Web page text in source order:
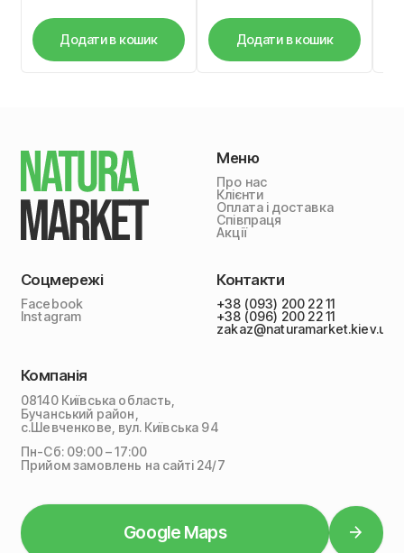
Додати в кошик Додати в кошик
Меню
Про нас
Клієнти
Оплата і доставка
Співпраця
Акції
Соцмережі
Facebook
Instagram
Контакти
+38 (093) 200 22 11
+38 (096) 200 22 11
zakaz@naturamarket.kiev.ua
Компанія
08140 Київська область,
Бучанський район,
с.Шевченкове, вул. Київська 94
Пн-Сб: 09:00 – 17:00
Прийом замовлень на сайті 24/7
Google Maps